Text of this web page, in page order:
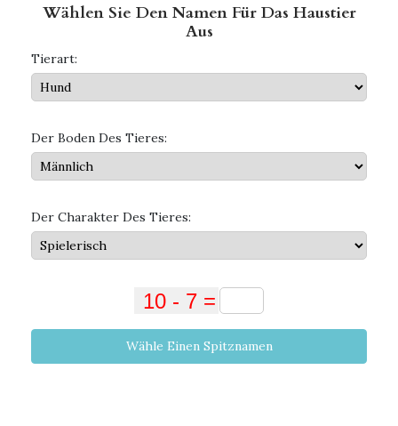
Wählen Sie Den Namen Für Das Haustier
Aus
Tierart:
Der Boden Des Tieres:
Der Charakter Des Tieres:
Wähle Einen Spitznamen